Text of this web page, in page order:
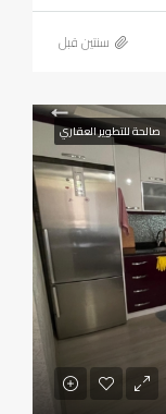
‏سنتين قبل
صالحة للتطوير العقاري